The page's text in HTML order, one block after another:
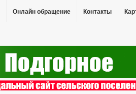
Онлайн обращение Контакты